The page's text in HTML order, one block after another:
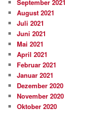
September 2021
August 2021
Juli 2021
Juni 2021
Mai 2021
April 2021
Februar 2021
Januar 2021
Dezember 2020
November 2020
Oktober 2020